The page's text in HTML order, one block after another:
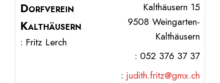
Dorfverein
Kalthäusern
: Fritz Lerch
Kalthäusern 15
9508 Weingarten-
Kalthäusern
: 052 376 37 37
: judith.fritz@gmx.ch